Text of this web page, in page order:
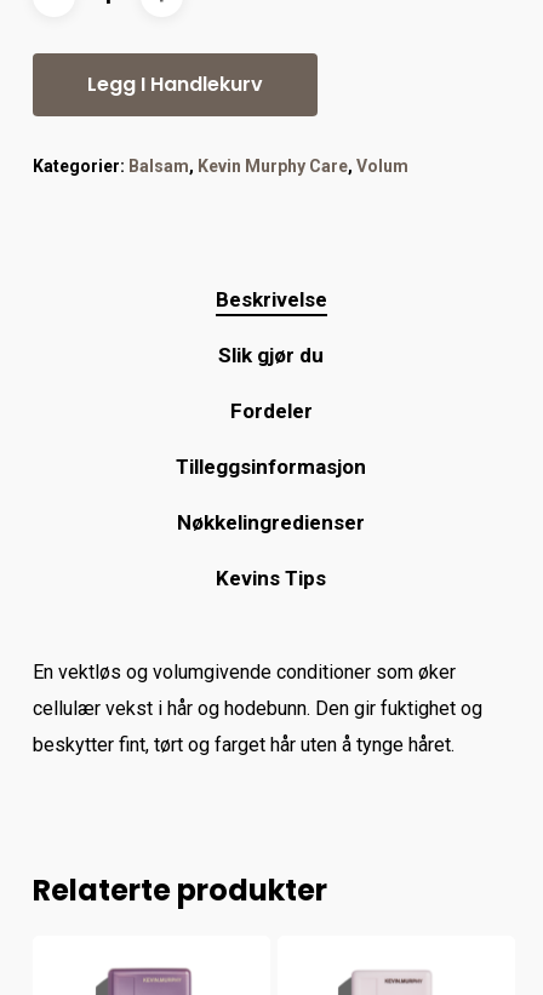
Legg I Handlekurv
Kategorier: Balsam, Kevin Murphy Care, Volum
Beskrivelse
Slik gjør du
Fordeler
Tilleggsinformasjon
Nøkkelingredienser
Kevins Tips
En vektløs og volumgivende conditioner som øker
cellulær vekst i hår og hodebunn. Den gir fuktighet og
beskytter fint, tørt og farget hår uten å tynge håret.
Relaterte produkter